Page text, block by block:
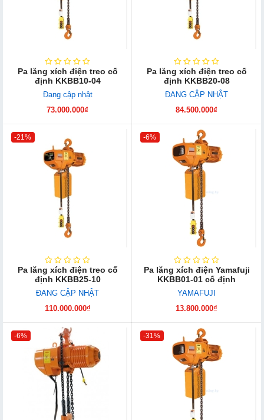
Pa lăng xích điện treo cố
định KKBB10-04
Đang cập nhật
73.000.000₫
Pa lăng xích điện treo cố
định KKBB20-08
ĐANG CẬP NHẬT
84.500.000₫
-21%
Pa lăng xích điện treo cố
định KKBB25-10
ĐANG CẬP NHẬT
110.000.000₫
-6%
Pa lăng xích điện Yamafuji
KKBB01-01 cố định
YAMAFUJI
13.800.000₫
-6% -31%